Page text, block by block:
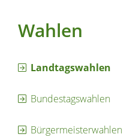
Wahlen
Landtagswahlen
Bundestagswahlen
Bürgermeisterwahlen